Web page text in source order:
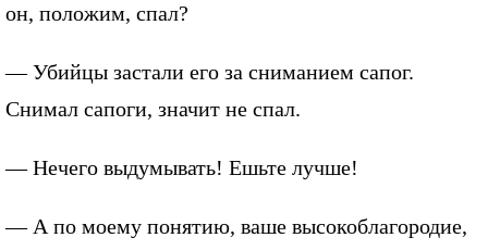
он, положим, спал?
— Убийцы застали его за сниманием сапог.
Снимал сапоги, значит не спал.
— Нечего выдумывать! Ешьте лучше!
— А по моему понятию, ваше высокоблагородие,